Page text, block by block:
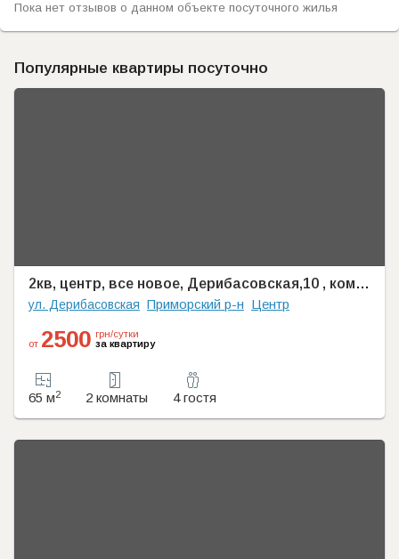
Пока нет отзывов о данном объекте посуточного жилья
Популярные квартиры посуточно
2кв, центр, все новое, Дерибасовская,10 , комн. разд,море15мин пеши
ул. Дерибасовская Приморский р-н Центр
от 2500 грн/сутки
за квартиру
65 м2 2 комнаты 4 гостя